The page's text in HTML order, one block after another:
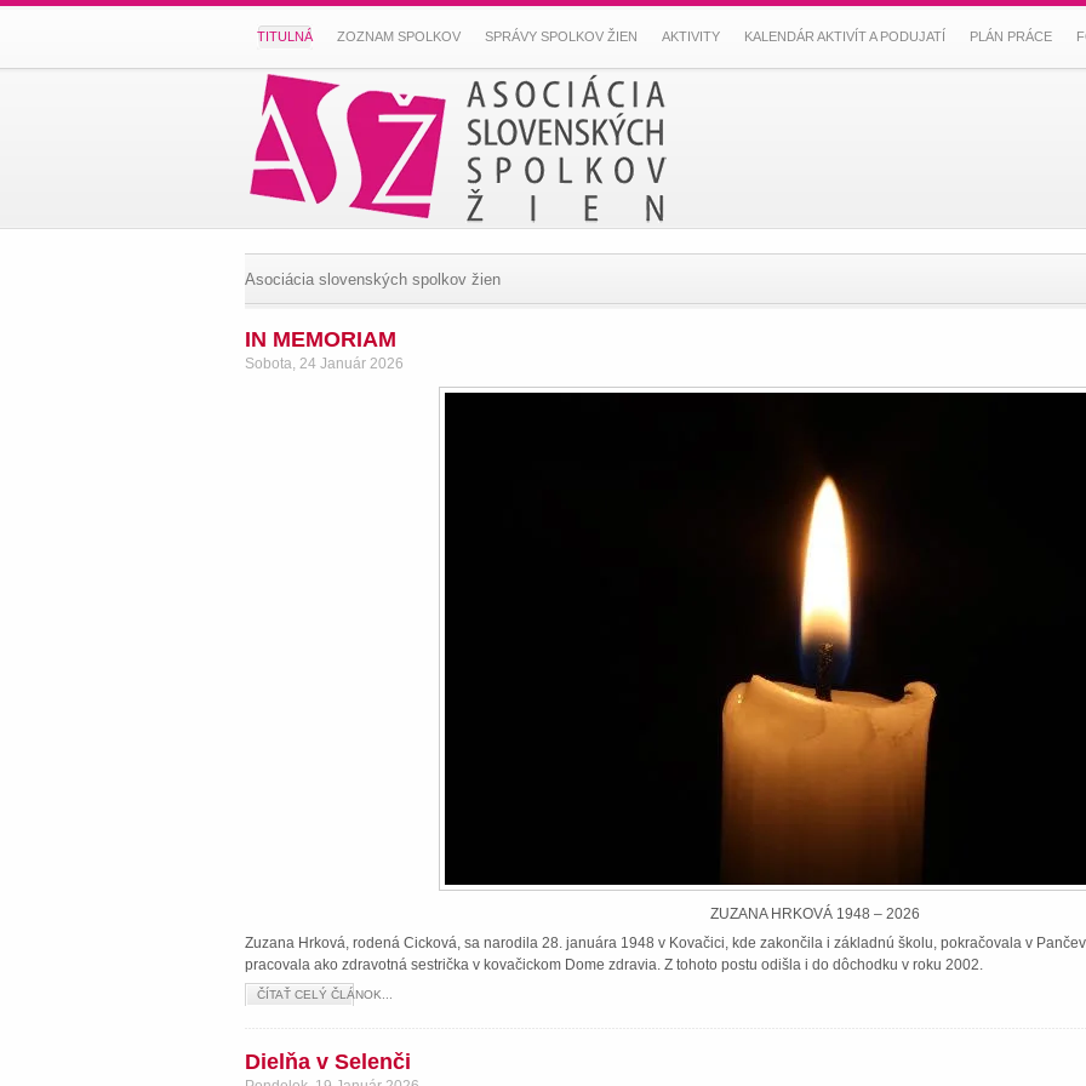
TITULNÁ ZOZNAM SPOLKOV SPRÁVY SPOLKOV ŽIEN AKTIVITY KALENDÁR AKTIVÍT A PODUJATÍ PLÁN PRÁCE
Asociácia slovenských spolkov žien
IN MEMORIAM
Sobota, 24 Január 2026
ZUZANA HRKOVÁ 1948 – 2026
Zuzana Hrková, rodená Cicková, sa narodila 28. januára 1948 v Kovačici, kde zakončila i základnú školu, pokračovala v
pracovala ako zdravotná sestrička v kovačickom Dome zdravia. Z tohoto postu odišla i do dôchodku v roku 2002.
ČÍTAŤ CELÝ ČLÁNOK...
Dielňa v Selenči